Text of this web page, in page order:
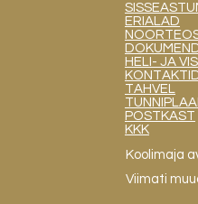
ERIALAD
HELI- JA
TAHVEL
POSTKAST
KKK
Koolimaja
Viimati